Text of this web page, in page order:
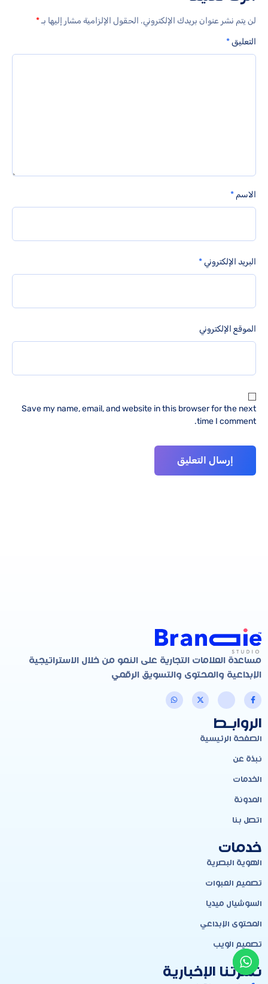
لن يتم نشر عنوان بريدك الإلكتروني. الحقول الإلزامية مشار إليها بـ*
التعليق*
الاسم *
البريد الإلكتروني*
الموقع الإلكتروني
Save my name, email, and website in this browser for the next
time I comment.
مساعدة العلامات التجارية على النمو من خلال الاستراتيجية
الإبداعية والمحتوى والتسويق الرقمي
الروابـط
الصفحة الرئيسية
نبذة عن
الخدمات
المدونة
اتصل بنا
خدمات
الهوية البصرية
تصميم العبوات
السوشيال ميديا
المحتوى الإبداعي
تصميم الويب
نشرتنا الإخبارية